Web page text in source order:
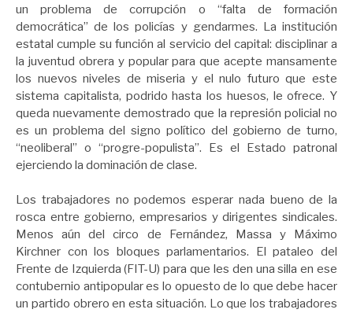
un problema de corrupción o “falta de formación
democrática” de los policías y gendarmes. La institución
estatal cumple su función al servicio del capital: disciplinar a
la juventud obrera y popular para que acepte mansamente
los nuevos niveles de miseria y el nulo futuro que este
sistema capitalista, podrido hasta los huesos, le ofrece. Y
queda nuevamente demostrado que la represión policial no
es un problema del signo político del gobierno de turno,
“neoliberal” o “progre-populista”. Es el Estado patronal
ejerciendo la dominación de clase.
Los trabajadores no podemos esperar nada bueno de la
rosca entre gobierno, empresarios y dirigentes sindicales.
Menos aún del circo de Fernández, Massa y Máximo
Kirchner con los bloques parlamentarios. El pataleo del
Frente de Izquierda (FIT-U) para que les den una silla en ese
contubernio antipopular es lo opuesto de lo que debe hacer
un partido obrero en esta situación. Lo que los trabajadores